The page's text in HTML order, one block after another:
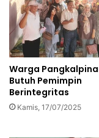
Warga
Butuh Pemimpin
Berintegritas
Kamis, 17/07/2025